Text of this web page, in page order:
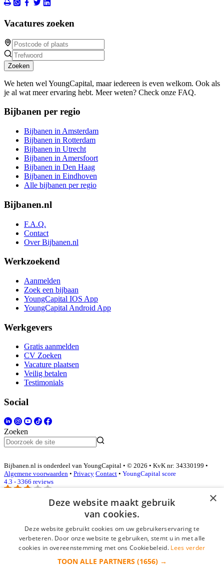
Vacatures zoeken
Zoeken
We heten wel YoungCapital, maar iedereen is even welkom. Ook als
je al wat meer ervaring hebt. Meer weten? Check onze FAQ.
Bijbanen per regio
Bijbanen in Amsterdam
Bijbanen in Rotterdam
Bijbanen in Utrecht
Bijbanen in Amersfoort
Bijbanen in Den Haag
Bijbanen in Eindhoven
Alle bijbanen per regio
Bijbanen.nl
F.A.Q.
Contact
Over Bijbanen.nl
Werkzoekend
Aanmelden
Zoek een bijbaan
YoungCapital IOS App
YoungCapital Android App
Werkgevers
Gratis aanmelden
CV Zoeken
Vacature plaatsen
Veilig betalen
Testimonials
Social
Zoeken
Bijbanen.nl is onderdeel van YoungCapital • © 2026 • KvK nr: 34330199 •
Algemene voorwaarden • Privacy Contact • YoungCapital score
4.3 - 3366 reviews
E-mail*
×
Deze website maakt gebruik
van cookies.
Deze website gebruikt cookies om uw gebruikerservaring te
verbeteren. Door onze website te gebruiken, stemt u in met alle
cookies in overeenstemming met ons Cookiebeleid. Lees verder
TOON ALLE PARTNERS (1656) →